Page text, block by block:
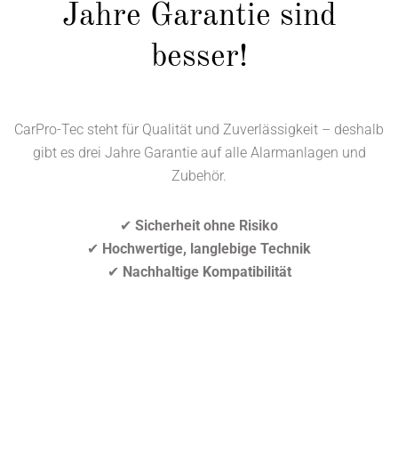
Jahre Garantie sind
besser!
CarPro-Tec steht für Qualität und Zuverlässigkeit – deshalb
gibt es drei Jahre Garantie auf alle Alarmanlagen und
Zubehör.
✔ Sicherheit ohne Risiko
✔ Hochwertige, langlebige Technik
✔ Nachhaltige Kompatibilität